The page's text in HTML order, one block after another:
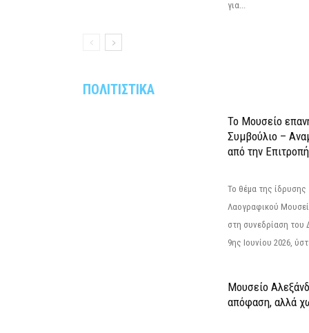
για...
ΠΟΛΙΤΙΣΤΙΚΑ
Το Μουσείο
Συμβούλιο –
από την Επιτροπή
Το θέμα της ίδρυσης
Λαογραφικού
στη συνεδρίαση του
9ης Ιουνίου 2026,
Μουσείο
απόφαση, αλλά